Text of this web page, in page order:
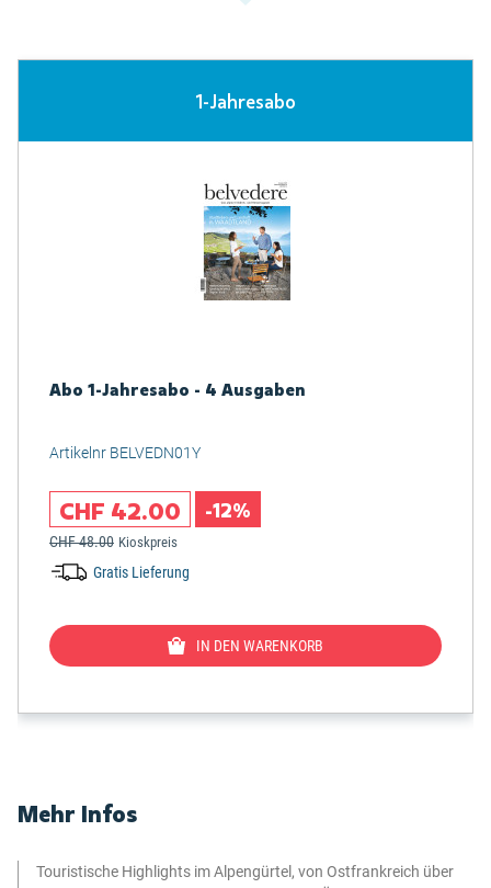
1-Jahresabo
Abo 1-Jahresabo - 4 Ausgaben
Artikelnr BELVEDN01Y
CHF 42.00 -12%
CHF 48.00 Kioskpreis
Gratis Lieferung
IN DEN WARENKORB
Mehr Infos
Touristische Highlights im Alpengürtel, von Ostfrankreich über